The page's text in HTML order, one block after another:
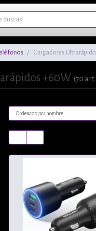
Cargadores
+60W (70